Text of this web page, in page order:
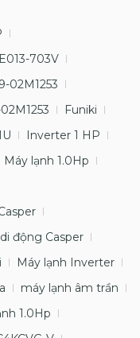
703V
02M1253
Funiki
Inverter 1 HP
Máy lạnh 1.0Hp
động Casper
Máy lạnh Inverter
máy lạnh âm trần
1.0Hp